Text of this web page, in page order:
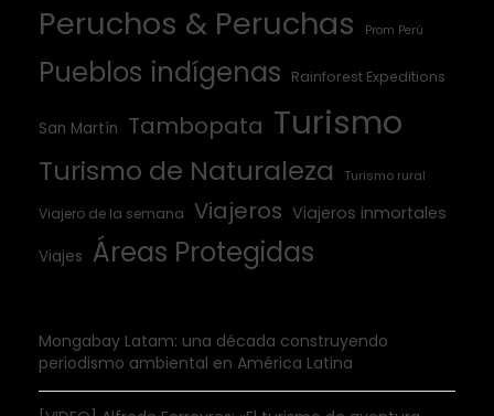
Peruchos & Peruchas Prom Perú
Pueblos indígenas Rainforest Expeditions
San Martín Tambopata Turismo
Turismo de Naturaleza Turismo rural
Viajero de la semana Viajeros Viajeros inmortales
Viajes Áreas Protegidas
Mongabay Latam: una década construyendo
periodismo ambiental en América Latina